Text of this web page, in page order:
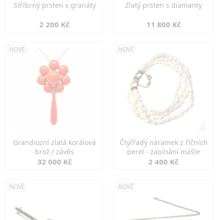
Stříbrný prsten s granáty
2 200 Kč
Zlatý prsten s diamanty
11 800 Kč
NOVÉ
Grandiozní zlatá korálová
brož / závěs
32 000 Kč
NOVÉ
Čtyřřadý náramek z říčních
perel - zapínání mašle
2 400 Kč
NOVÉ NOVÉ